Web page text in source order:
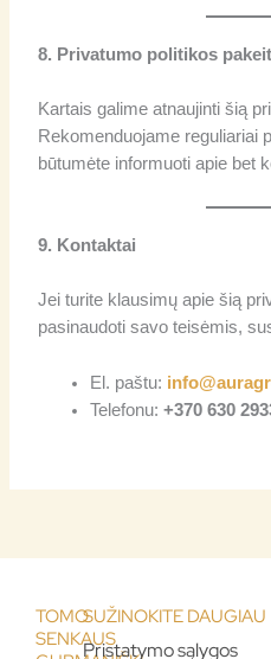
8. Privatumo politikos
Kartais galime atnaujinti šią
Rekomenduojame reguliariai
būtumėte informuoti apie bet
9. Kontaktai
Jei turite klausimų apie šią
pasinaudoti savo teisėmis,
El. paštu:
Telefonu:+370 630
TOMO
SENKAUS
SUŽINOKITE DAUGIAU
Pristatymo sąlygos